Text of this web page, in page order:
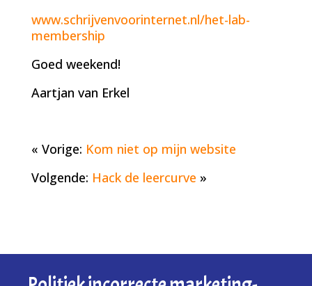
www.schrijvenvoorinternet.nl/het-lab-
membership
Goed weekend!
Aartjan van Erkel
« Vorige: Kom niet op mijn website
Volgende: Hack de leercurve »